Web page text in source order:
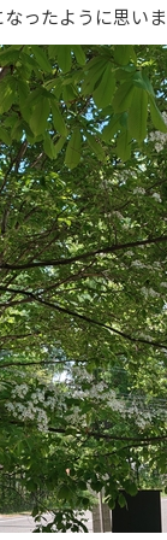
ったように思い